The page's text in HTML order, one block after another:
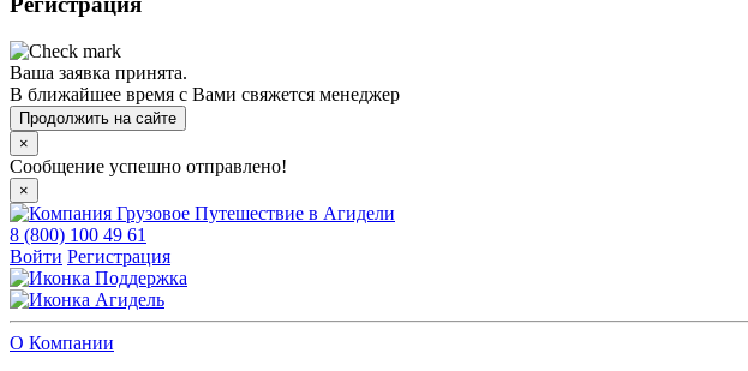
Ваша заявка принята.
В ближайшее время с Вами свяжется менеджер
Продолжить на сайте
×
Сообщение успешно отправлено!
×
8 (800) 100 49 61
Войти Регистрация
Поддержка
Агидель
О Компании